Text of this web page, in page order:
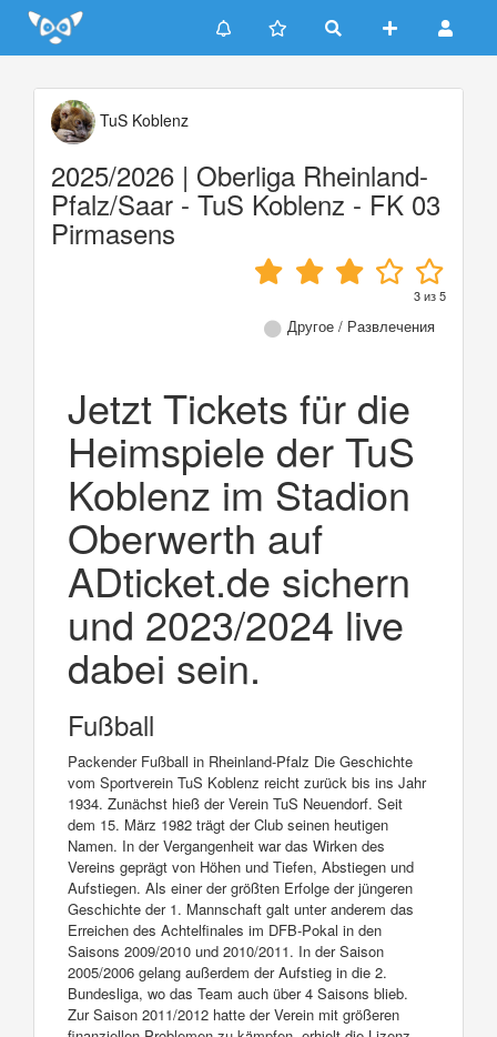
Update cookies preferences
TuS Koblenz
2025/2026 | Oberliga Rheinland-
Pfalz/Saar - TuS Koblenz - FK 03
Pirmasens
3из5
Другое / Развлечения
Jetzt Tickets für die
Heimspiele der TuS
Koblenz im Stadion
Oberwerth auf
ADticket.de sichern
und 2023/2024 live
dabei sein.
Fußball
Packender Fußball in Rheinland-Pfalz Die Geschichte
vom Sportverein TuS Koblenz reicht zurück bis ins Jahr
1934. Zunächst hieß der Verein TuS Neuendorf. Seit
dem 15. März 1982 trägt der Club seinen heutigen
Namen. In der Vergangenheit war das Wirken des
Vereins geprägt von Höhen und Tiefen, Abstiegen und
Aufstiegen. Als einer der größten Erfolge der jüngeren
Geschichte der 1. Mannschaft galt unter anderem das
Erreichen des Achtelfinales im DFB-Pokal in den
Saisons 2009/2010 und 2010/2011. In der Saison
2005/2006 gelang außerdem der Aufstieg in die 2.
Bundesliga, wo das Team auch über 4 Saisons blieb.
Zur Saison 2011/2012 hatte der Verein mit größeren